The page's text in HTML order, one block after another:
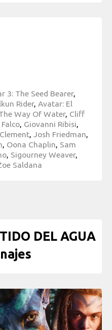
3: The Seed Bearer,
Rider, Avatar: El
Way Of Water, Cliff
, Giovanni Ribisi,
, Josh Friedman,
, Oona Chaplin, Sam
, Sigourney Weaver,
Saldana
DEL AGUA